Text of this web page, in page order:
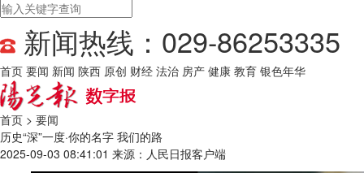
新闻热线：029-86253335
首页 要闻 新闻 陕西 原创 财经 法治 房产 健康 教育 银色年华
首页 > 要闻
历史“深”一度·你的名字 我们的路
2025-09-03 08:41:01 来源：人民日报客户端